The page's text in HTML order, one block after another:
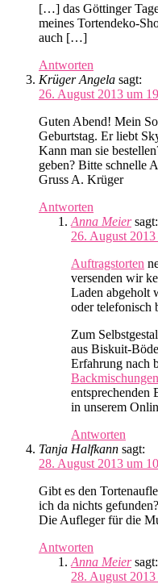
[…] das Göttinger
meines Tortendeko-
auch […]
Antworten
Krüger Angela sagt:
26. August 2013 um
Guten Abend! Mein
Geburtstag. Er liebt
Kann man sie
geben? Bitte schnelle
Gruss A. Krüger
Antworten
Anna Meier sagt:
26. August
Auftragstorten
versenden wir
Laden abgeholt
oder telefonisch
Zum
aus Biskuit-
Erfahrung nach
Backmischungen
entsprechenden
in unserem
Antworten
Tanja Halfkann sagt:
28. August 2013 um
Gibt es den
ich da nichts gefunden?
Die Aufleger für die
Antworten
Anna Meier sagt:
28. August